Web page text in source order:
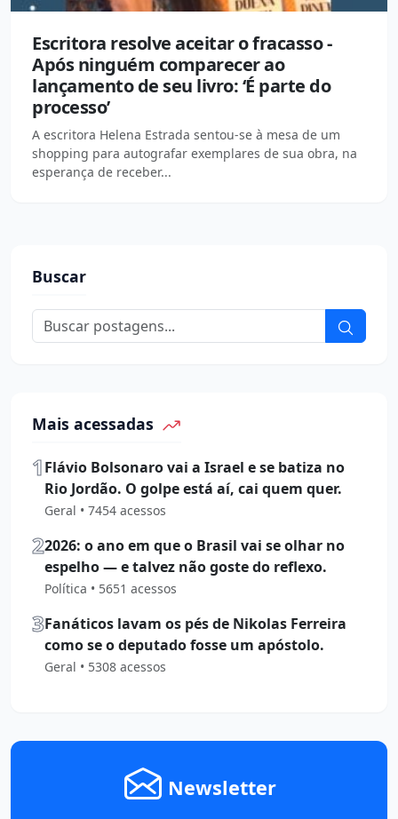
Escritora resolve aceitar o fracasso -
Após ninguém comparecer ao
lançamento de seu livro: ‘É parte do
processo’
A escritora Helena Estrada sentou-se à mesa de um
shopping para autografar exemplares de sua obra, na
esperança de receber...
Buscar
Mais acessadas
1Flávio Bolsonaro vai a Israel e se batiza no
Rio Jordão. O golpe está aí, cai quem quer.
Geral • 7454 acessos
22026: o ano em que o Brasil vai se olhar no
espelho — e talvez não goste do reflexo.
Política • 5651 acessos
3Fanáticos lavam os pés de Nikolas Ferreira
como se o deputado fosse um apóstolo.
Geral • 5308 acessos
Newsletter